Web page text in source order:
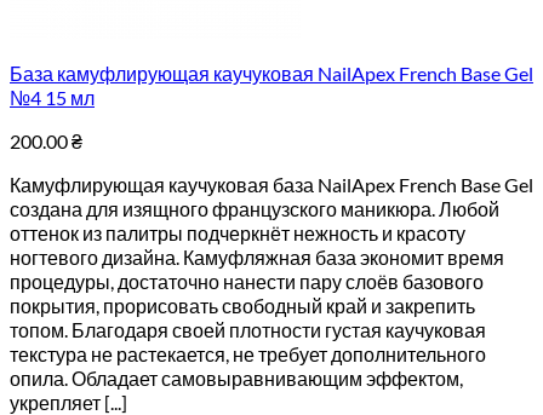
База камуфлирующая каучуковая NailApex French Base Gel
№4 15 мл
200.00₴
Камуфлирующая каучуковая база NailApex French Base Gel
создана для изящного французского маникюра. Любой
оттенок из палитры подчеркнёт нежность и красоту
ногтевого дизайна. Камуфляжная база экономит время
процедуры, достаточно нанести пару слоёв базового
покрытия, прорисовать свободный край и закрепить
топом. Благодаря своей плотности густая каучуковая
текстура не растекается, не требует дополнительного
опила. Обладает самовыравнивающим эффектом,
укрепляет [...]